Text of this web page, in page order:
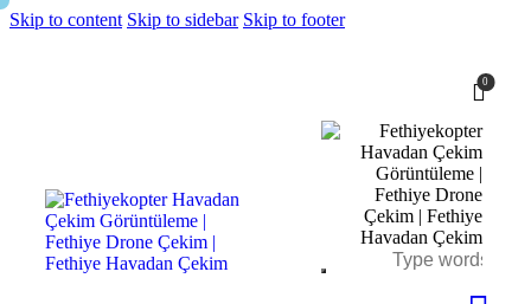
Skip to content Skip to sidebar Skip to footer
0